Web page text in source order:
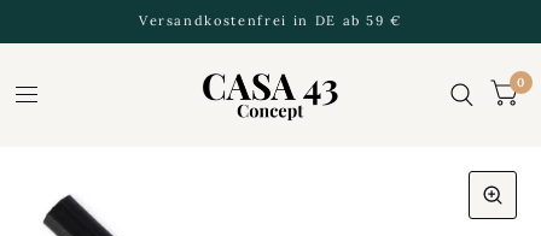
Versandkostenfrei in DE ab 59 €
0